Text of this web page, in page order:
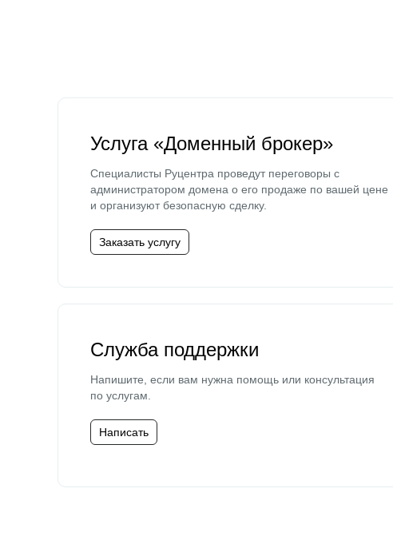
Услуга «Доменный брокер»
Специалисты Руцентра проведут переговоры с
администратором домена о его продаже по вашей цене
и организуют безопасную сделку.
Заказать услугу
Служба поддержки
Напишите, если вам нужна помощь или консультация
по услугам.
Написать